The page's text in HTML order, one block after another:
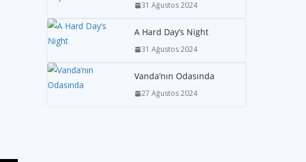
31 Ağustos 2024
A Hard Day’s Night
31 Ağustos 2024
Vanda’nın Odasında
27 Ağustos 2024